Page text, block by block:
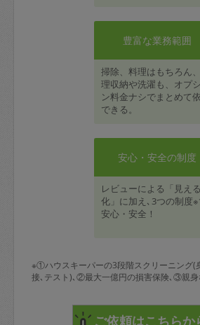
豊富な業務範囲
掃除、料理はもちろん
理収納や洗濯も、オプ
ン料金ナシでまとめて
できる。
安心・安全の制度
レビューによる「見える
化」に加え､3つの制度
安心・安全！
※①ハウスキーパーの3段階スクリーニング(
接､テスト)､②最大一億円の損害保険､③親身